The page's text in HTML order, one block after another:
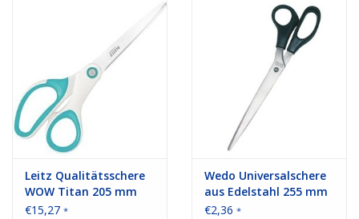
Druckerzubehör
Büroeinrichtung
Leitz Qualitätsschere
WOW Titan 205 mm
Farbe: eisblau/metallic
€15,27 *
Wedo Universalschere
aus Edelstahl 255 mm
Farbe: schwarz
€2,36 *